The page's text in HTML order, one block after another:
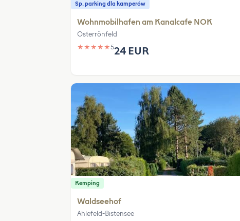
Sp. parking dla kamperów
Wohnmobilhafen am Kanalcafe NOK
Osterrönfeld
★ ★ ★ ★ ★524 EUR
Kemping
Waldseehof
Ahlefeld-Bistensee